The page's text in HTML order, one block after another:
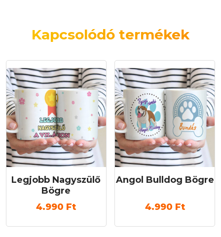
Kapcsolódó termékek
Legjobb Nagyszülő
Bögre
4.990 Ft
Angol Bulldog Bögre
4.990 Ft